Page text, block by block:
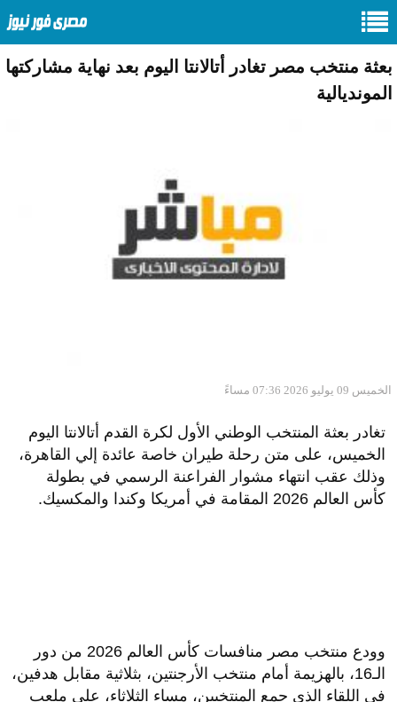
بعثة منتخب مصر تغادر أتالانتا اليوم بعد نهاية مشاركتها
المونديالية
الخميس 09 يوليو 2026 07:36 مساءً
تغادر بعثة المنتخب الوطني الأول لكرة القدم أتالانتا اليوم
الخميس، على متن رحلة طيران خاصة عائدة إلي القاهرة،
وذلك عقب انتهاء مشوار الفراعنة الرسمي في بطولة
كأس العالم 2026 المقامة في أمريكا وكندا والمكسيك.
وودع منتخب مصر منافسات كأس العالم 2026 من دور
الـ16، بالهزيمة أمام منتخب الأرجنتين، بثلاثية مقابل هدفين،
في اللقاء الذي جمع المنتخبين، مساء الثلاثاء، على ملعب